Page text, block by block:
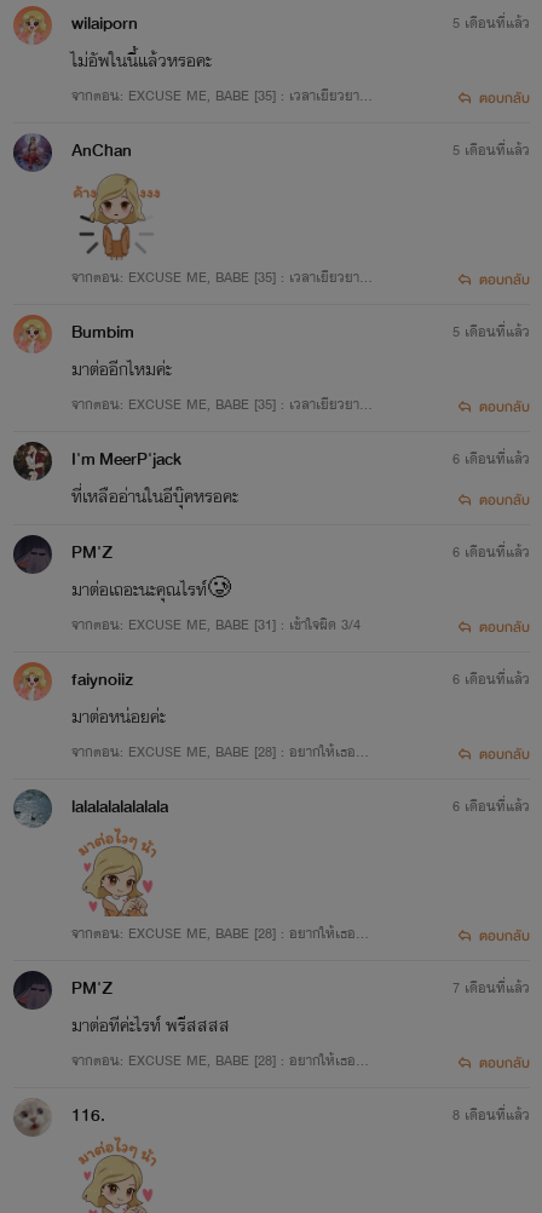
- 5th | สถานะรักลับ (อธีน่า-ราชัน)
- 6th | สถานะรักร้าว (มาร์คัส-พันดาว) กำลังแต่งขณะนี้ ✨
อ่านได้ที่ - MEB , TUNWALAI , READAWRITE
TUNWALAI : https://www.tunwalai.com/profile/6463779
wilaiporn
ไม่อัพในนี้แล้วหรอคะ
จากตอน: EXCUSE ME, BABE [35] : เวลาเยียวยาค
5 เดือนที่แล้ว
ตอบกลับ
AnChan
จากตอน: EXCUSE ME, BABE [35] : เวลาเยียวยาค
5 เดือนที่แล้ว
ตอบกลับ
Bumbim
มาต่ออีกไหมค่ะ
จากตอน: EXCUSE ME, BABE [35] : เวลาเยียวยาค
5 เดือนที่แล้ว
ตอบกลับ
I'm MeerP'jack
ที่เหลืออ่านในอีบุ๊คหรอคะ
6 เดือนที่แล้ว
ตอบกลับ
PM'Z
มาต่อเถอะนะคุณไรท์🥲
จากตอน: EXCUSE ME, BABE [31] : เข้าใจผิด 3/4
6 เดือนที่แล้ว
ตอบกลับ
faiynoiiz
มาต่อหน่อยค่ะ
จากตอน: EXCUSE ME, BABE [28] : อยากให้เธอเป็
6 เดือนที่แล้ว
ตอบกลับ
lalalalalalalala
จากตอน: EXCUSE ME, BABE [28] : อยากให้เธอเป็
6 เดือนที่แล้ว
ตอบกลับ
PM'Z
มาต่อทีค่ะไรท์ พรีสสสส
จากตอน: EXCUSE ME, BABE [28] : อยากให้เธอเป็
7 เดือนที่แล้ว
ตอบกลับ
116. 8 เดือนที่แล้ว